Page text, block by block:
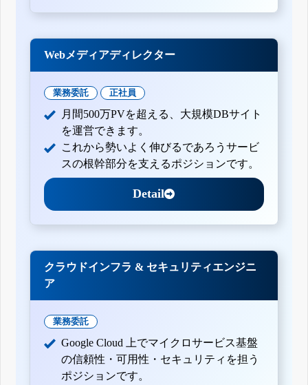
Webメディアディレクター
業務委託 正社員
月間500万PVを超える、大規模DBサイト
を運営できます。
これから勢いよく伸びるであろうサービ
スの根幹部分を支えるポジションです。
Detail
クラウドインフラ & セキュリティエンジニ
ア
業務委託
Google Cloud 上でマイクロサービス基盤
の信頼性・可用性・セキュリティを担う
ポジションです。